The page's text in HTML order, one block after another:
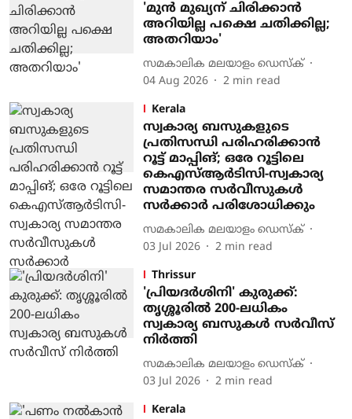
'മുന്‍ മുഖ്യന് ചിരിക്കാന്‍
അറിയില്ല പക്ഷെ ചതിക്കില്ല;
അതറിയാം'
സമകാലിക മലയാളം ഡെസ്ക്
04 Aug 2026
2 min read
Kerala
സ്വകാര്യ ബസുകളുടെ
പ്രതിസന്ധി പരിഹരിക്കാൻ
റൂട്ട് മാപ്പിങ്; ഒരേ റൂട്ടിലെ
കെഎസ്ആർടിസി-സ്വകാര്യ
സമാന്തര സർവീസുകൾ
സർക്കാർ പരിശോധിക്കും
സമകാലിക മലയാളം ഡെസ്ക്
03 Jul 2026
2 min read
Thrissur
'പ്രിയദർശിനി' കുരുക്ക്:
തൃശ്ശൂരിൽ 200-ലധികം
സ്വകാര്യ ബസുകൾ സർവീസ്
നിർത്തി
സമകാലിക മലയാളം ഡെസ്ക്
03 Jul 2026
2 min read
Kerala